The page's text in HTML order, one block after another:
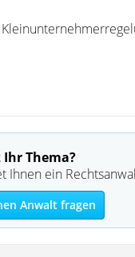
Thema?
Ihnen ein
Anwalt fragen